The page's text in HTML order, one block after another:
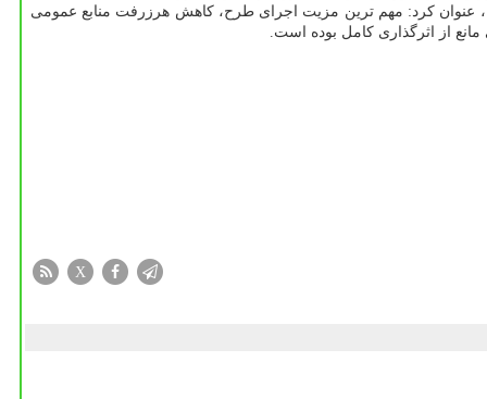
، عنوان کرد: مهم ترین مزیت اجرای طرح، کاهش هرزرفت منابع عمومی
از اثرگذاری کامل بوده است.
X